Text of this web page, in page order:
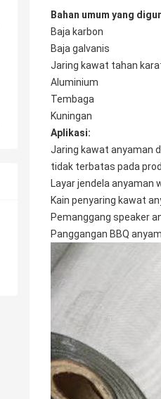
Bahan umum yang
Baja karbon
Baja galvanis
Jaring kawat tahan
Aluminium
Tembaga
Kuningan
Aplikasi:
Jaring kawat anyaman
tidak terbatas pada
Layar jendela anyaman
Kain penyaring kawat
Pemanggang speaker
Panggangan BBQ